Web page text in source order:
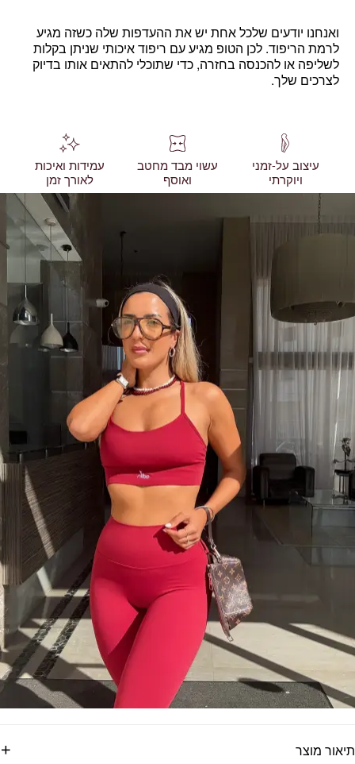
ואנחנו יודעים שלכל אחת יש את ההעדפות שלה כשזה מגיע
לרמת הריפוד. לכן הטופ מגיע עם ריפוד איכותי שניתן בקלות
לשליפה או להכנסה בחזרה, כדי שתוכלי להתאים אותו בדיוק
לצרכים שלך.
עיצוב על-זמני
ויוקרתי
עשוי מבד מחטב
ואוסף
עמידות ואיכות
לאורך זמן
תיאור מוצר